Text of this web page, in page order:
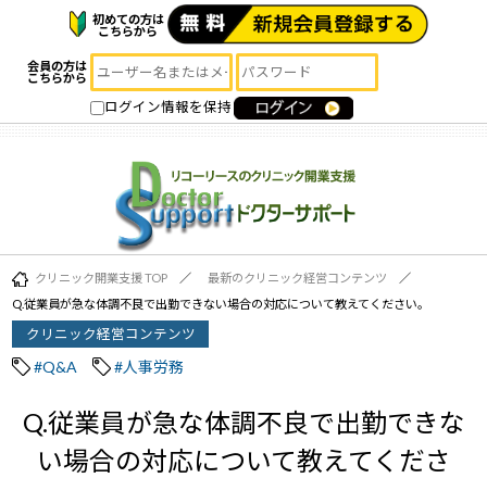
初めての方は
こちらから
会員の方は
こちらから
ログイン情報を保持
クリニック開業支援 TOP
最新のクリニック経営コンテンツ
Q.従業員が急な体調不良で出勤できない場合の対応について教えてください。
クリニック経営コンテンツ
#Q&A #人事労務
Q.従業員が急な体調不良で出勤できな
い場合の対応について教えてくださ